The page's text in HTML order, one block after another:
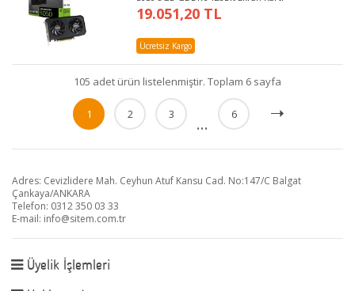
19.051,20 TL
Ücretsiz Kargo
105 adet ürün listelenmiştir. Toplam 6 sayfa
1 2 3 ... 6
Adres: Cevizlidere Mah. Ceyhun Atuf Kansu Cad. No:147/C Balgat
Çankaya/ANKARA
Telefon: 0312 350 03 33
E-mail: info@sitem.com.tr
Üyelik İşlemleri